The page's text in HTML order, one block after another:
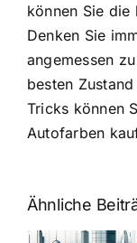
können Sie
Denken Sie
angemessen
besten
Tricks können
Autofarben
Ähnliche
5